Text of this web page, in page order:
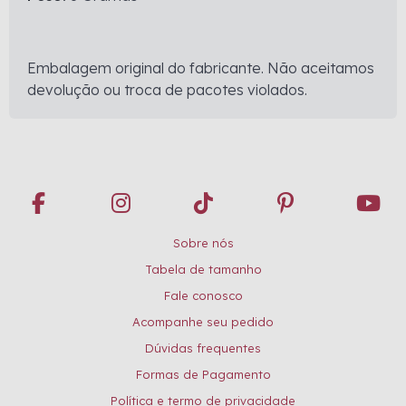
Embalagem original do fabricante. Não aceitamos
devolução ou troca de pacotes violados.
Sobre nós
Tabela de tamanho
Fale conosco
Acompanhe seu pedido
Dúvidas frequentes
Formas de Pagamento
Política e termo de privacidade